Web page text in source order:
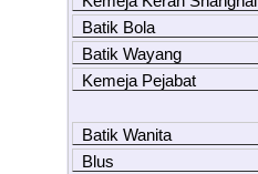
Batik Bola
Batik Wayang
Kemeja Pejabat
Batik Wanita
Blus